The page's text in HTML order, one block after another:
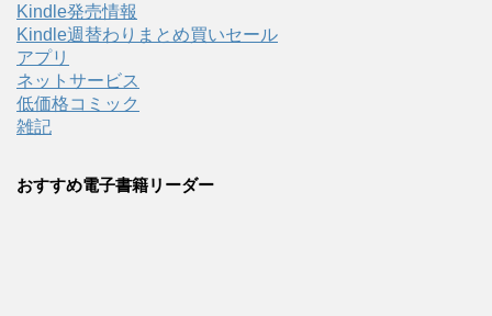
Kindle発売情報
Kindle週替わりまとめ買いセール
アプリ
ネットサービス
低価格コミック
雑記
おすすめ電子書籍リーダー